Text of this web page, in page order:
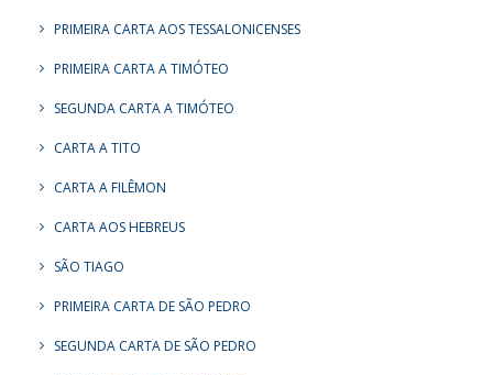
PRIMEIRA CARTA AOS TESSALONICENSES
PRIMEIRA CARTA A TIMÓTEO
SEGUNDA CARTA A TIMÓTEO
CARTA A TITO
CARTA A FILÊMON
CARTA AOS HEBREUS
SÃO TIAGO
PRIMEIRA CARTA DE SÃO PEDRO
SEGUNDA CARTA DE SÃO PEDRO